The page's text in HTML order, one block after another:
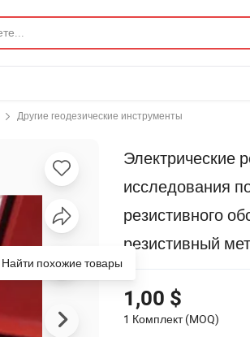
Другие геодезические инструменты
Электрические
исследования
резистивного
резистивный
1,00 $
1 Комплект (MOQ)
Найти похожие товары